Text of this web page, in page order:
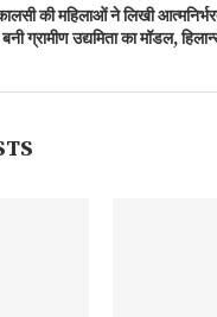
की महिलाओं ने लिखी
बनी ग्रामीण उद्यमिता का मॉडल,